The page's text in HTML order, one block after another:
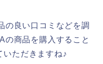
の良い口コミなどを調
の商品を購入すること
いただきますね♪